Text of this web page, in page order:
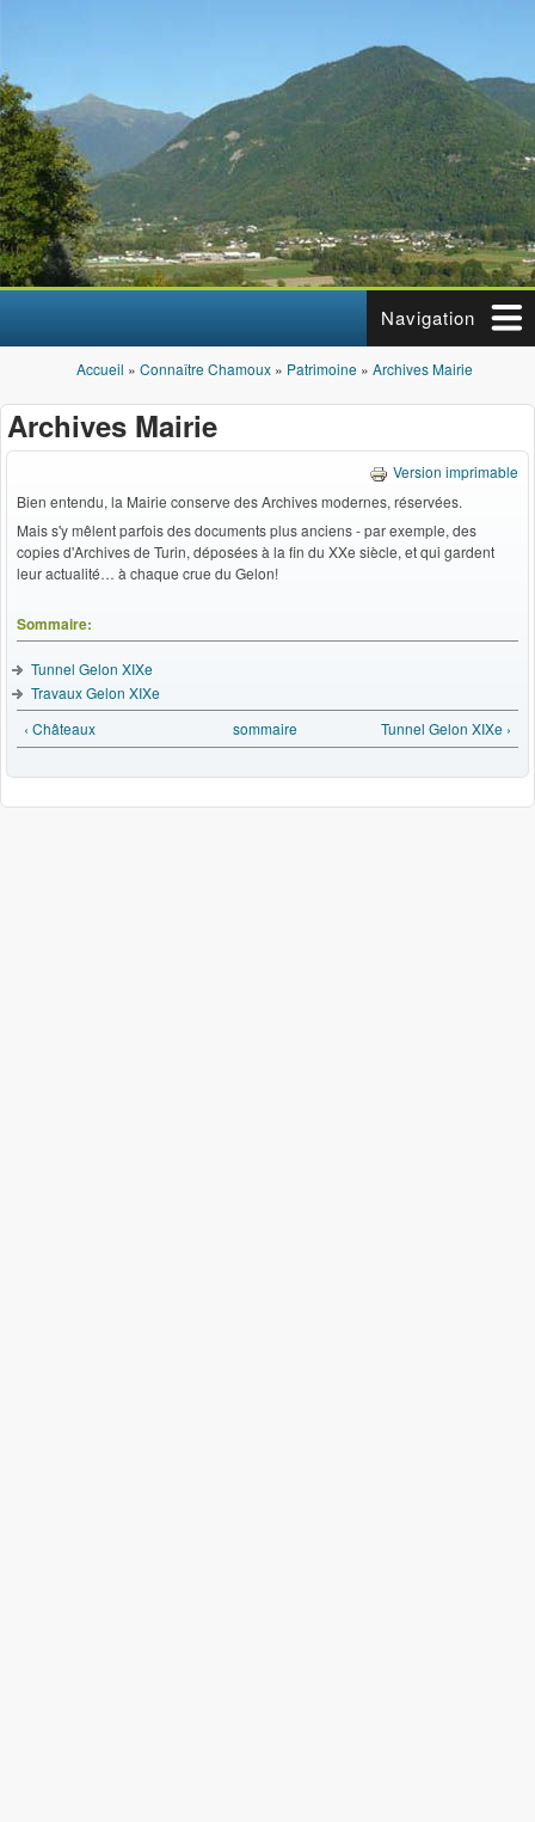
Navigation
Vous êtes ici
Accueil » Connaître Chamoux » Patrimoine » Archives Mairie
Archives Mairie
Version imprimable
Bien entendu, la Mairie conserve des Archives modernes, réservées.
Mais s'y mêlent parfois des documents plus anciens - par exemple, des
copies d'Archives de Turin, déposées à la fin du XXe siècle, et qui gardent
leur actualité… à chaque crue du Gelon!
Sommaire:
Tunnel Gelon XIXe
Travaux Gelon XIXe
‹ Châteaux
sommaire Tunnel Gelon XIXe ›